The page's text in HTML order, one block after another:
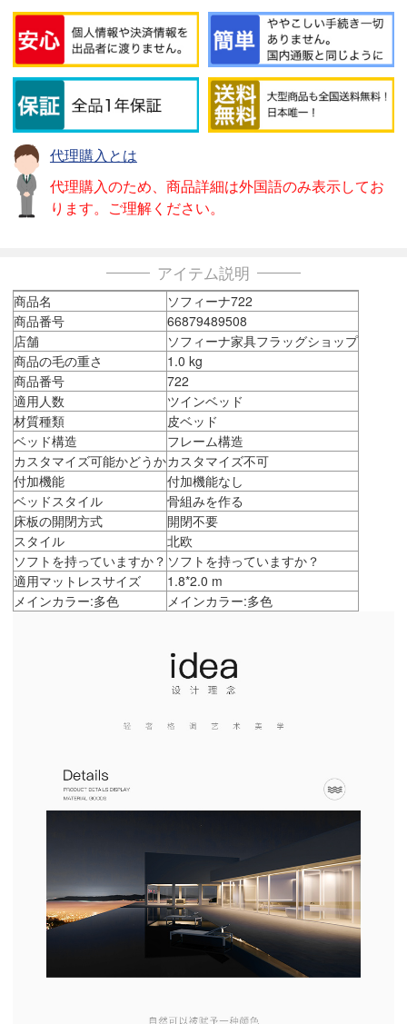
代理購入とは
代理購入のため、商品詳細は外国語のみ表示してお
ります。ご理解ください。
アイテム説明
商品名
ソフィーナ722
商品番号
66879489508
店舗
ソフィーナ家具フラッグショップ
商品の毛の重さ
1.0 kg
商品番号
722
適用人数
ツインベッド
材質種類
皮ベッド
ベッド構造
フレーム構造
カスタマイズ可能かどうかカスタマイズ不可
付加機能
付加機能なし
ベッドスタイル
骨組みを作る
床板の開閉方式
開閉不要
スタイル
北欧
ソフトを持っていますか？ ソフトを持っていますか？
適用マットレスサイズ
1.8*2.0 m
メインカラー:多色
メインカラー:多色